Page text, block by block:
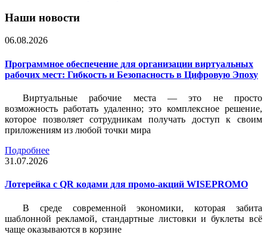
Наши новости
06.08.2026
Программное обеспечение для организации виртуальных
рабочих мест: Гибкость и Безопасность в Цифровую Эпоху
Виртуальные рабочие места — это не просто
возможность работать удаленно; это комплексное решение,
которое позволяет сотрудникам получать доступ к своим
приложениям из любой точки мира
Подробнее
31.07.2026
Лотерейка c QR кодами для промо-акций WISEPROMO
В среде современной экономики, которая забита
шаблонной рекламой, стандартные листовки и буклеты всё
чаще оказываются в корзине